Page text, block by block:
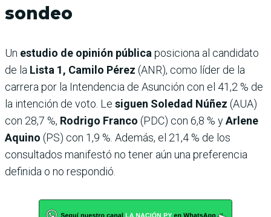
sondeo
Un estudio de opinión pública posiciona al candidato
de la Lista 1, Camilo Pérez (ANR), como líder de la
carrera por la Intendencia de Asunción con el 41,2 % de
la intención de voto. Le siguen Soledad Núñez (AUA)
con 28,7 %, Rodrigo Franco (PDC) con 6,8 % yArlene
Aquino (PS) con 1,9 %. Además, el 21,4 % de los
consultados manifestó no tener aún una preferencia
definida o no respondió.